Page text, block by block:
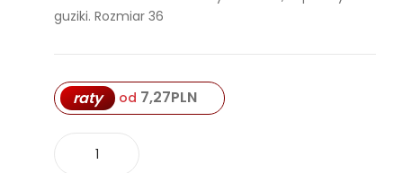
orz cza
guziki. Rozmiar 36
raty od 7,27PLN
Żakiet